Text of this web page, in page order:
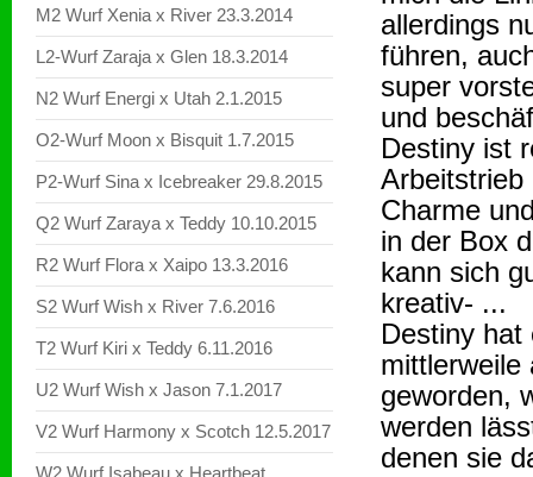
M2 Wurf Xenia x River 23.3.2014
L2-Wurf Zaraja x Glen 18.3.2014
N2 Wurf Energi x Utah 2.1.2015
O2-Wurf Moon x Bisquit 1.7.2015
P2-Wurf Sina x Icebreaker 29.8.2015
Q2 Wurf Zaraya x Teddy 10.10.2015
R2 Wurf Flora x Xaipo 13.3.2016
S2 Wurf Wish x River 7.6.2016
T2 Wurf Kiri x Teddy 6.11.2016
U2 Wurf Wish x Jason 7.1.2017
V2 Wurf Harmony x Scotch 12.5.2017
W2 Wurf Isabeau x Heartbeat
allerdings
führen,
super
und
Destiny ist
Arbeitstrieb
Charme
in der Box
kann sich
kreativ- ...
Destiny hat
mittlerweile
geworden,
werden
denen sie